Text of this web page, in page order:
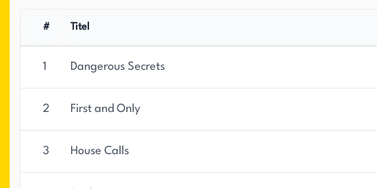
Schreiben hat Zanders eine Vorliebe für Tiere, besonders für
Muscle-Cars und 80er-Jahre-Haarbands. Interessierte
Updates zu ihren neuesten Veröffentlichungen, Sales
Media-Kanäle oder Website.
# Titel
1 Dangerous Secrets
2 First and Only
3 House Calls